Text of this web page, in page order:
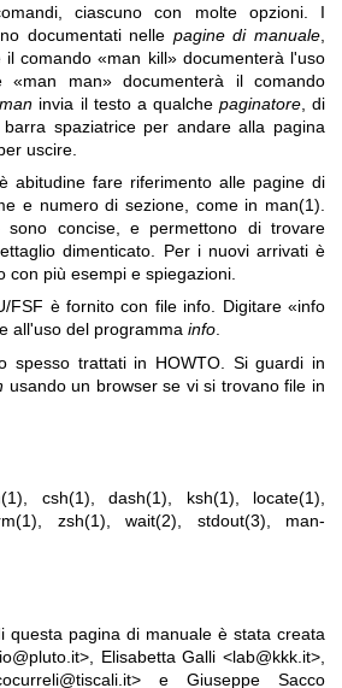
ciascuno con molte opzioni. I
documentati nelle pagine di manuale
comando «man kill» documenterà l'uso
man» documenterà il comando
man invia il testo a qualche paginatore, di
spaziatrice per andare alla pagina
uscire.
abitudine fare riferimento alle pagine di
e numero di sezione, come in man(1)
sono concise, e permettono di trovare
dimenticato. Per i nuovi arrivati è
con più esempi e spiegazioni.
FSF è fornito con file info. Digitare «info
all'uso del programma info.
spesso trattati in HOWTO. Si guardi in
usando un browser se vi si trovano file in
, csh(1), dash(1), ksh(1), locate(1),
, zsh(1), wait(2), stdout(3), man-
questa pagina di manuale è stata creata
Elisabetta Galli <lab@kkk.it>,
e Giuseppe Sacco